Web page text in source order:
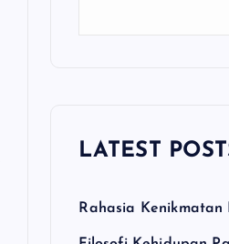
LATEST
Rahasia Kenikmatan